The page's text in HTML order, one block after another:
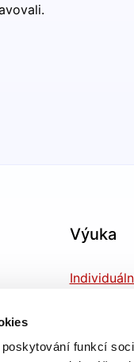
funkcí
Výuka